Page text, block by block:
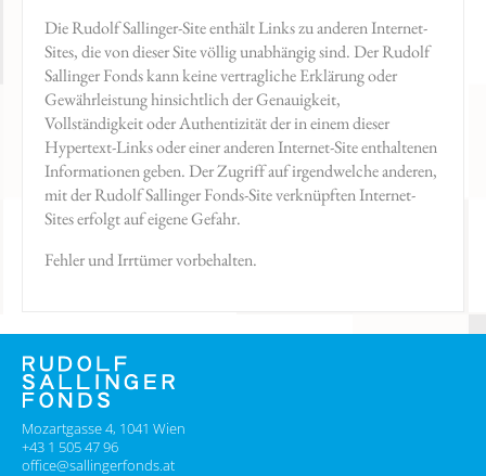
Die Rudolf Sallinger-Site enthält Links zu anderen Internet-
Sites, die von dieser Site völlig unabhängig sind. Der Rudolf
Sallinger Fonds kann keine vertragliche Erklärung oder
Gewährleistung hinsichtlich der Genauigkeit,
Vollständigkeit oder Authentizität der in einem dieser
Hypertext-Links oder einer anderen Internet-Site enthaltenen
Informationen geben. Der Zugriff auf irgendwelche anderen,
mit der Rudolf Sallinger Fonds-Site verknüpften Internet-
Sites erfolgt auf eigene Gefahr.
Fehler und Irrtümer vorbehalten.
Mozartgasse 4, 1041 Wien
+43 1 505 47 96
office@sallingerfonds.at